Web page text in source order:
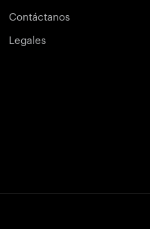
Contáctanos
Legales